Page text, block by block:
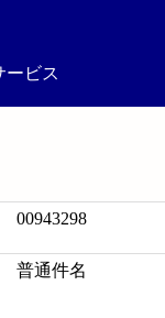
ービス
00943298
普通件名